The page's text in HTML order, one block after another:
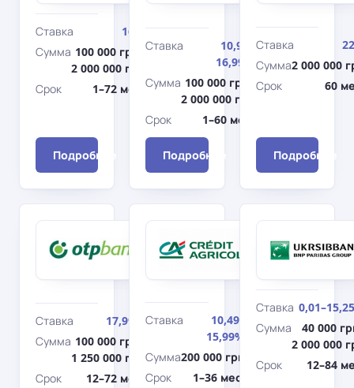
Ставка
16%
Сумма 100 000 грн–
2 000 000 грн
Срок
1–72 мес.
Подробнее
Ставка
10,99–
16,99%
Сумма 100 000 грн–
2 000 000 грн
Срок
1–60 мес.
Подробнее
Ставка
Сумма2 000 000
Срок
60
Подробнее
Банк
Новое авто
Ставка
17,99%
Сумма 100 000 грн–
1 250 000 грн
Срок
12–72 мес.
Агриколь
Банк
мотоциклы
Ставка
10,49–
15,99%
Сумма200 000 грн
Срок
1–36 мес.
Ставка
Сумма
40 000
2 000 000
Срок
12–84